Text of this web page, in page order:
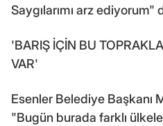
Saygılarımı arz ediyorum"
'BARIŞ İÇİN BU
VAR'
Esenler Belediye Başkanı
"Bugün burada farklı